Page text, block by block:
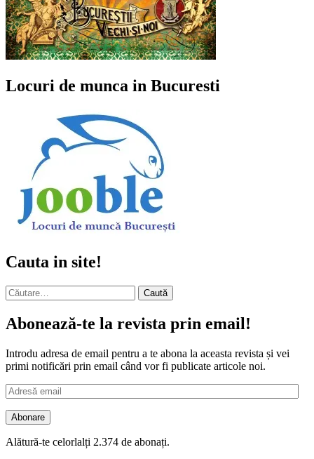
Locuri de munca in Bucuresti
Cauta in site!
Caută
după:
Abonează-te la revista prin email!
Introdu adresa de email pentru a te abona la aceasta revista și vei
primi notificări prin email când vor fi publicate articole noi.
Adresă
email
Abonare
Alătură-te celorlalți 2.374 de abonați.